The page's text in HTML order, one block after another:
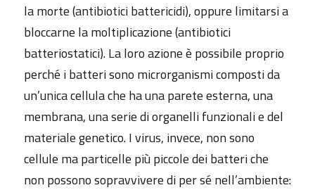
la morte (antibiotici battericidi), oppure limitarsi a
bloccarne la moltiplicazione (antibiotici
batteriostatici). La loro azione è possibile proprio
perché i batteri sono microrganismi composti da
un’unica cellula che ha una parete esterna, una
membrana, una serie di organelli funzionali e del
materiale genetico. I virus, invece, non sono
cellule ma particelle più piccole dei batteri che
non possono sopravvivere di per sé nell’ambiente: